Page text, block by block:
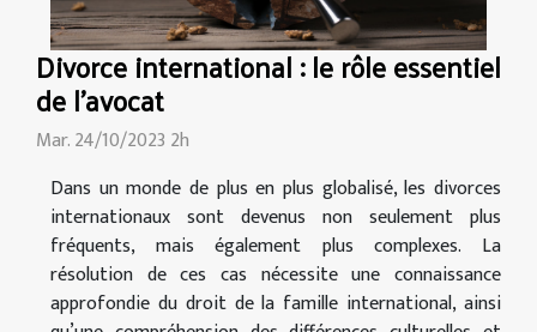
Divorce international : le rôle essentiel
de l'avocat
Mar. 24/10/2023 2h
Dans un monde de plus en plus globalisé, les divorces
internationaux sont devenus non seulement plus
fréquents, mais également plus complexes. La
résolution de ces cas nécessite une connaissance
approfondie du droit de la famille international, ainsi